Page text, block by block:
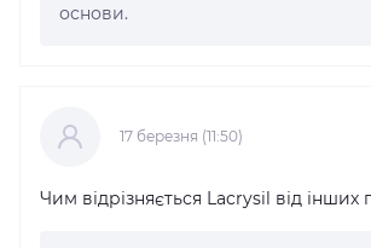
основи.
17 березня (11:50)
Чим відрізняється Lacrysil від інших